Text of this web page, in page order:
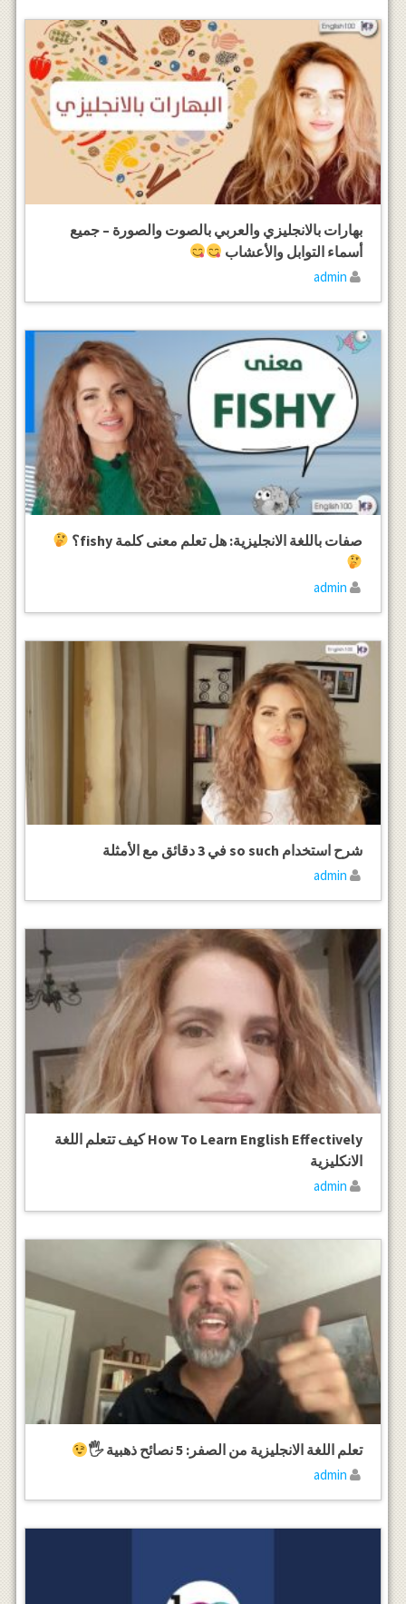
بهارات بالانجليزي والعربي بالصوت والصورة – جميع
أسماء التوابل والأعشاب
admin
صفات باللغة الانجليزية: هل تعلم معنى كلمة fishy؟
admin
شرح استخدام so such في 3 دقائق مع الأمثلة
admin
How To Learn English Effectively كيف تتعلم اللغة
الانكليزية
admin
تعلم اللغة الانجليزية من الصفر: 5 نصائح ذهبية 🖐
admin